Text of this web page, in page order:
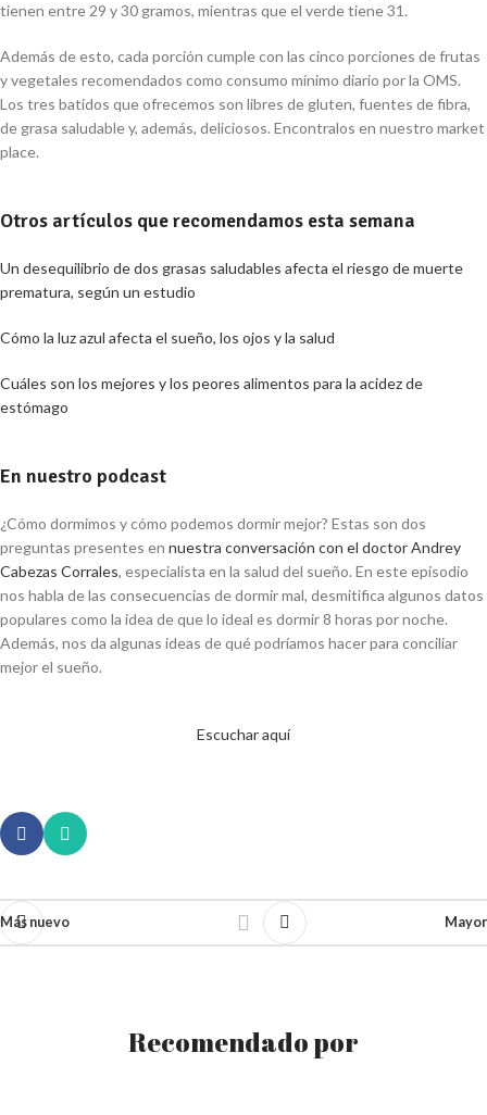
tienen entre 29 y 30 gramos, mientras que el verde tiene 31.
Además de esto, cada porción cumple con las cinco porciones de frutas
y vegetales recomendados como consumo mínimo diario por la OMS.
Los tres batidos que ofrecemos son libres de gluten, fuentes de fibra,
de grasa saludable y, además, deliciosos. Encontralos en nuestro market
place.
Otros artículos que recomendamos esta semana
Un desequilibrio de dos grasas saludables afecta el riesgo de muerte
prematura, según un estudio
Cómo la luz azul afecta el sueño, los ojos y la salud
Cuáles son los mejores y los peores alimentos para la acidez de
estómago
En nuestro podcast
¿Cómo dormimos y cómo podemos dormir mejor? Estas son dos
preguntas presentes en nuestra conversación con el doctor Andrey
Cabezas Corrales, especialista en la salud del sueño. En este episodio
nos habla de las consecuencias de dormir mal, desmitifica algunos datos
populares como la idea de que lo ideal es dormir 8 horas por noche.
Además, nos da algunas ideas de qué podríamos hacer para conciliar
mejor el sueño.
Escuchar aquí
Más nuevo Mayor
Recomendado por